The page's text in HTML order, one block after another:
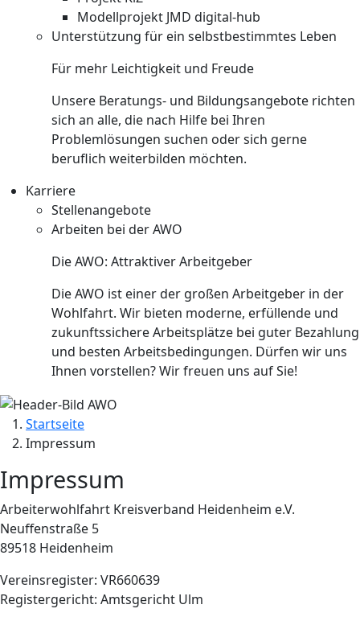
Modellprojekt JMD digital-hub
Unterstützung für ein selbstbestimmtes Leben
Für mehr Leichtigkeit und Freude
Unsere Beratungs- und Bildungsangebote richten
sich an alle, die nach Hilfe bei Ihren
Problemlösungen suchen oder sich gerne
beruflich weiterbilden möchten.
Karriere
Stellenangebote
Arbeiten bei der AWO
Die AWO: Attraktiver Arbeitgeber
Die AWO ist einer der großen Arbeitgeber in der
Wohlfahrt. Wir bieten moderne, erfüllende und
zukunftssichere Arbeitsplätze bei guter Bezahlung
und besten Arbeitsbedingungen. Dürfen wir uns
Ihnen vorstellen? Wir freuen uns auf Sie!
Startseite
Impressum
Impressum
Arbeiterwohlfahrt Kreisverband Heidenheim e.V.
Neuffenstraße 5
89518 Heidenheim
Vereinsregister: VR660639
Registergericht: Amtsgericht Ulm